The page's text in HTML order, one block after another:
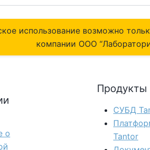
использование возможно
компании ОOO
о
Продукты
СУБД
Tantor